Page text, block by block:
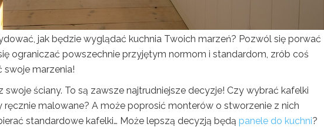
jak będzie wyglądać kuchnia Twoich marzeń? Pozwól się porwać
ograniczać powszechnie przyjętym normom i standardom, zrób coś
swoje marzenia!
ściany. To są zawsze najtrudniejsze decyzje! Czy wybrać kafelki
malowane? A może poprosić monterów o stworzenie z nich
standardowe kafelki… Może lepszą decyzją będą panele do kuchni?